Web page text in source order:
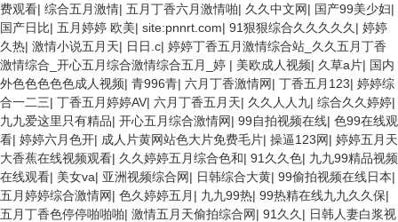
费观看| 综合五月激情| 五月丁香六月激情啪| 久久中文网| 国产99美少妇|
国产日比| 五月婷婷 欧美| site:pnnrt.com| 91狠狠综合久久久久久 | 婷婷
久热| 激情小说五月天| 日日.c| 婷婷丁香五月激情综合站_久久五月丁香
激情综合_开心五月综合激情综合五月_婷 | 美欧成人视频| 久草a片| 国内
外色色色色色成人视频| 青996青| 六月丁香激情网| 丁香五月123| 婷婷综
合一二三| 丁香五月婷婷AV| 六月丁香五月天| 久久人人九| 综合久久婷婷|
九九爱这里只有精品| 开心五月综合激情网| 99自拍视频在线| 色99在线观
看| 婷婷六月色开| 成人片黄网站色大片免费毛片| 操逼123网| 婷婷五月天
大香蕉在线视频观看| 久久婷婷五月综合色和| 91久久色| 九九99精品视频
在线观看| 美女va| 亚洲视频综合网| 日韩综合大黄| 99偷拍视频在线日本|
五月婷婷综合激情网| 色久婷婷五月 | 九九99热| 99热精在线九九久久保|
五月丁香色停停啪啪啪| 激情五月天偷拍综合网| 91久久 | 日韩人妻白浆视